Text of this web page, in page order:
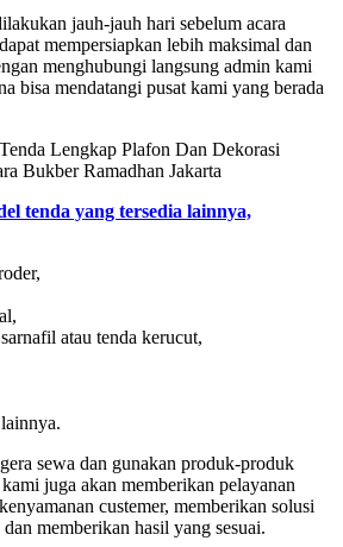
jauh-jauh hari sebelum acara
mempersiapkan lebih maksimal dan
menghubungi langsung admin kami
bisa mendatangi pusat kami yang berada
tenda yang tersedia lainnya,
atau tenda kerucut,
sewa dan gunakan produk-produk
juga akan memberikan pelayanan
custemer, memberikan solusi
memberikan hasil yang sesuai.